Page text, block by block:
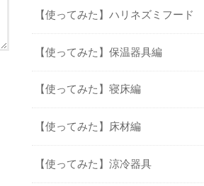
【使ってみた】ハリネズミフード
【使ってみた】保温器具編
【使ってみた】寝床編
【使ってみた】床材編
【使ってみた】涼冷器具